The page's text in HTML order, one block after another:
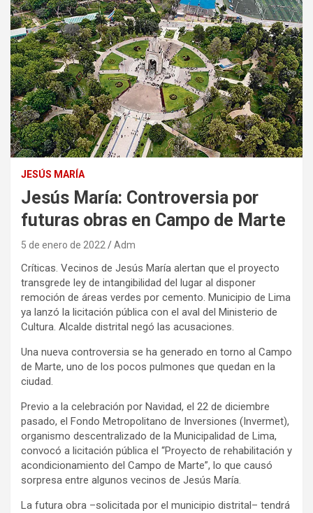
JESÚS MARÍA
Jesús María: Controversia por
futuras obras en Campo de Marte
5 de enero de 2022 Adm
Críticas. Vecinos de Jesús María alertan que el proyecto
transgrede ley de intangibilidad del lugar al disponer
remoción de áreas verdes por cemento. Municipio de Lima
ya lanzó la licitación pública con el aval del Ministerio de
Cultura. Alcalde distrital negó las acusaciones.
Una nueva controversia se ha generado en torno al Campo
de Marte, uno de los pocos pulmones que quedan en la
ciudad.
Previo a la celebración por Navidad, el 22 de diciembre
pasado, el Fondo Metropolitano de Inversiones (Invermet),
organismo descentralizado de la Municipalidad de Lima,
convocó a licitación pública el “Proyecto de rehabilitación y
acondicionamiento del Campo de Marte”, lo que causó
sorpresa entre algunos vecinos de Jesús María.
La futura obra –solicitada por el municipio distrital– tendrá